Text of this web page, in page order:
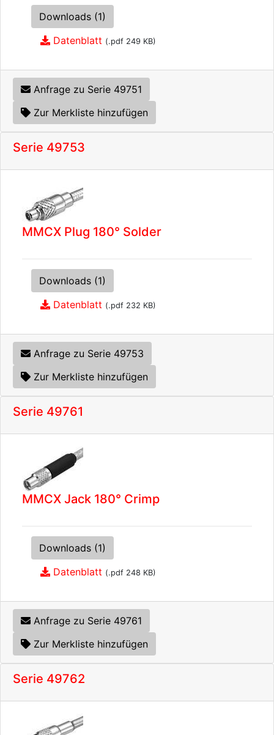
Downloads (1)
Datenblatt (.pdf 249 KB)
Anfrage zu Serie 49751
Zur Merkliste hinzufügen
Serie 49753
MMCX Plug 180° Solder
Downloads (1)
Datenblatt (.pdf 232 KB)
Anfrage zu Serie 49753
Zur Merkliste hinzufügen
Serie 49761
MMCX Jack 180° Crimp
Downloads (1)
Datenblatt (.pdf 248 KB)
Anfrage zu Serie 49761
Zur Merkliste hinzufügen
Serie 49762